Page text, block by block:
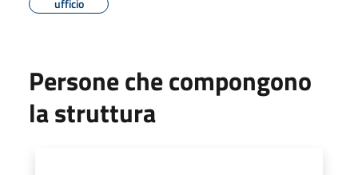
Persone che compongono
la struttura